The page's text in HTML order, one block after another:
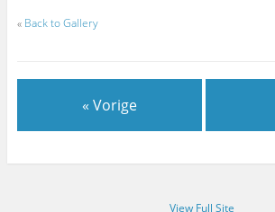
« Back to Gallery
« Vorige
View Full Site